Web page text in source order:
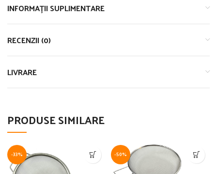
INFORMAȚII SUPLIMENTARE
RECENZII (0)
LIVRARE
PRODUSE SIMILARE
-33% -50%